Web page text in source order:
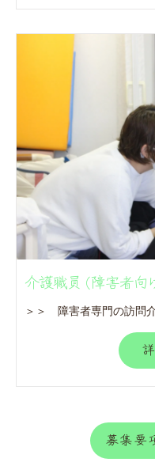
介護職員 (障害者向
募集要